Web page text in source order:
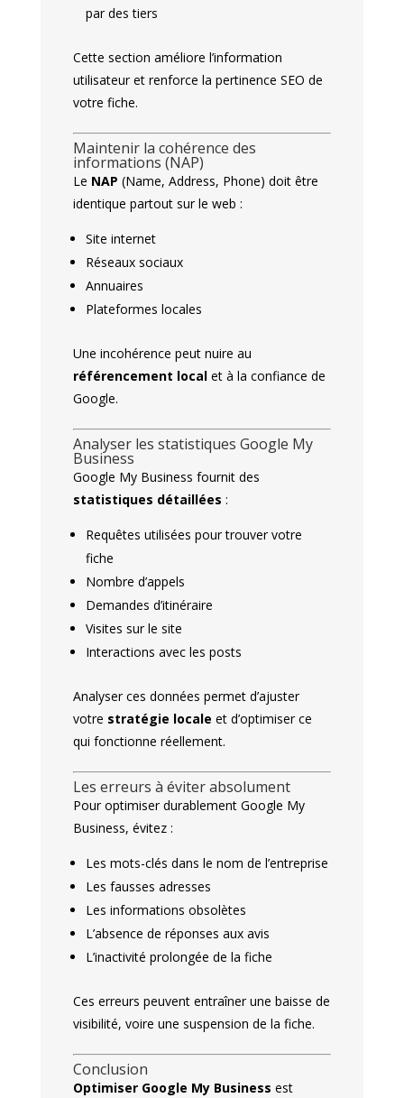
par des tiers
Cette section améliore l’information
utilisateur et renforce la pertinence SEO de
votre fiche.
Maintenir la cohérence des
informations (NAP)
Le NAP (Name, Address, Phone) doit être
identique partout sur le web :
Site internet
Réseaux sociaux
Annuaires
Plateformes locales
Une incohérence peut nuire au
référencement localet à la confiance de
Google.
Analyser les statistiques Google My
Business
Google My Business fournit des
statistiques détaillées :
Requêtes utilisées pour trouver votre
fiche
Nombre d’appels
Demandes d’itinéraire
Visites sur le site
Interactions avec les posts
Analyser ces données permet d’ajuster
votre stratégie locale et d’optimiser ce
qui fonctionne réellement.
Les erreurs à éviter absolument
Pour optimiser durablement Google My
Business, évitez :
Les mots-clés dans le nom de l’entreprise
Les fausses adresses
Les informations obsolètes
L’absence de réponses aux avis
L’inactivité prolongée de la fiche
Ces erreurs peuvent entraîner une baisse de
visibilité, voire une suspension de la fiche.
Conclusion
Optimiser Google My Business est